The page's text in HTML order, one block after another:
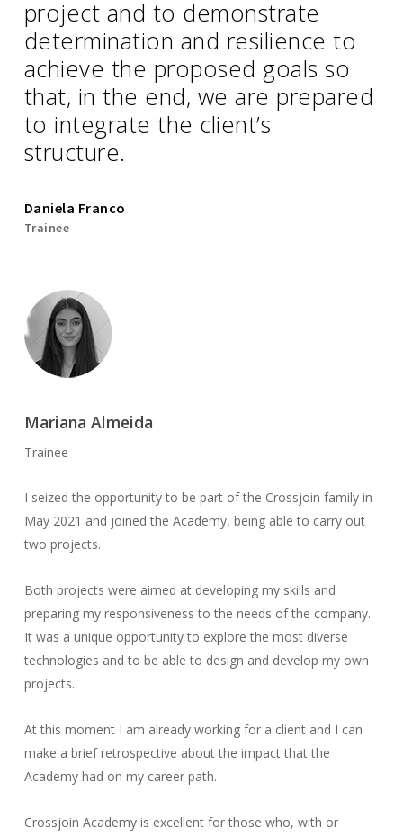
project and to demonstrate
determination and resilience to
achieve the proposed goals so
that, in the end, we are prepared
to integrate the client’s
structure.
Daniela Franco
Trainee
Mariana Almeida
Trainee
I seized the opportunity to be part of the Crossjoin family in
May 2021 and joined the Academy, being able to carry out
two projects.
Both projects were aimed at developing my skills and
preparing my responsiveness to the needs of the company.
It was a unique opportunity to explore the most diverse
technologies and to be able to design and develop my own
projects.
At this moment I am already working for a client and I can
make a brief retrospective about the impact that the
Academy had on my career path.
Crossjoin Academy is excellent for those who, with or